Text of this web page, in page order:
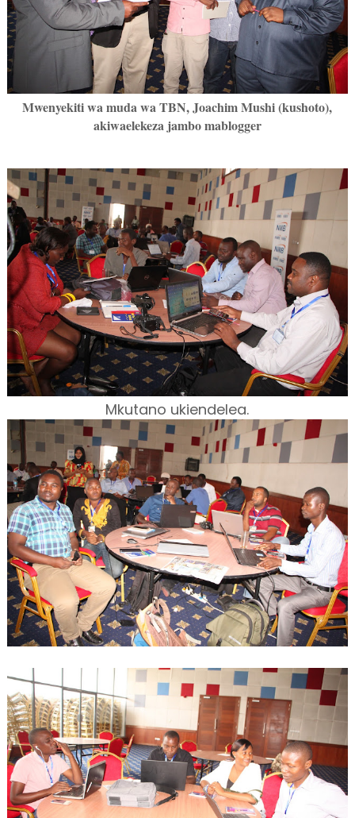
Mwenyekiti wa muda wa TBN, Joachim Mushi (kushoto),
akiwaelekeza jambo mablogger
Mkutano ukiendelea.